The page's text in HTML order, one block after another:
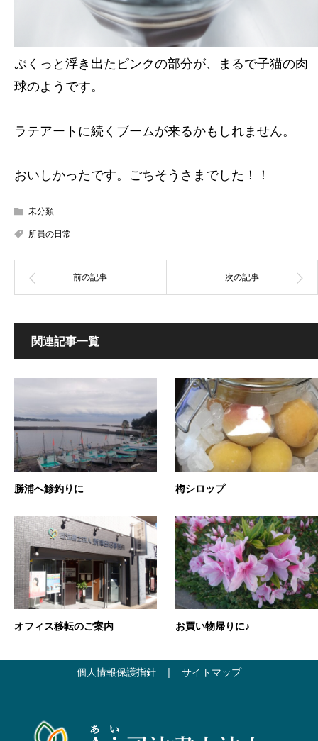
ぷくっと浮き出たピンクの部分が、まるで子猫の肉
球のようです。
ラテアートに続くブームが来るかもしれません。
おいしかったです。ごちそうさまでした！！
未分類
所員の日常
関連記事一覧
勝浦へ鯵釣りに 梅シロップ
オフィス移転のご案内 お買い物帰りに♪
個人情報保護指針 | サイトマップ